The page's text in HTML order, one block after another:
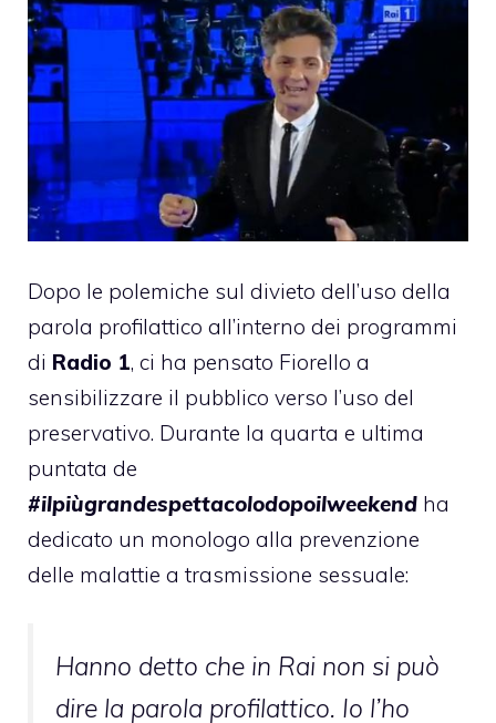
Dopo le polemiche sul divieto dell’uso della
parola profilattico all’interno dei programmi
di Radio 1, ci ha pensato Fiorello a
sensibilizzare il pubblico verso l’uso del
preservativo. Durante la quarta e ultima
puntata de
#ilpiùgrandespettacolodopoilweekend ha
dedicato un monologo alla prevenzione
delle malattie a trasmissione sessuale:
Hanno detto che in Rai non si può
dire la parola profilattico. Io l’ho